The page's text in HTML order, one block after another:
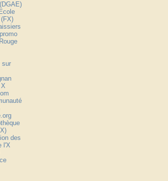
sur
des
l'X